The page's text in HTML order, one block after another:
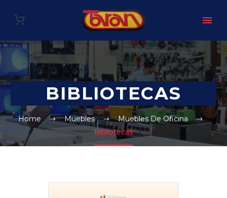
BIBLIOTECAS
Home Muebles
Muebles De Oficina
Bibliotecas